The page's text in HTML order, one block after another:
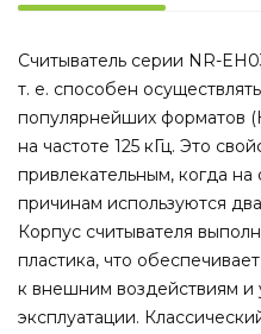
Считыватель серии NR-
т. е. способен
популярнейших форматов
на частоте 125 кГц. Это
привлекательным, когда
причинам используются
Корпус считывателя
пластика, что
к внешним воздействиям и
эксплуатации.